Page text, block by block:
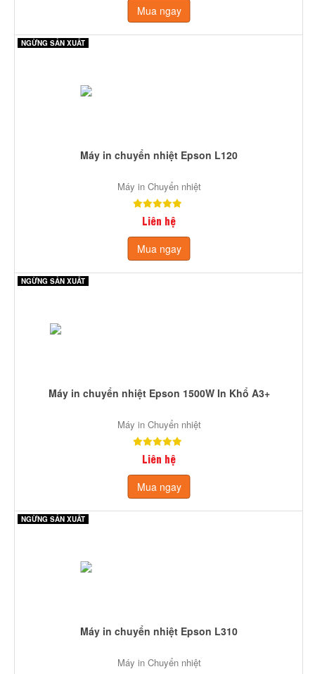
Mua ngay
NGỪNG SẢN XUẤT
Máy in chuyển nhiệt Epson L120
Máy in Chuyển nhiệt
Liên hệ
Mua ngay
NGỪNG SẢN XUẤT
Máy in chuyển nhiệt Epson 1500W In Khổ A3+
Máy in Chuyển nhiệt
Liên hệ
Mua ngay
NGỪNG SẢN XUẤT
Máy in chuyển nhiệt Epson L310
Máy in Chuyển nhiệt